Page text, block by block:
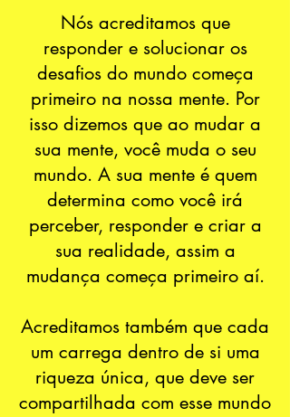
Nós acreditamos que
responder e solucionar os
desafios do mundo começa
primeiro na nossa mente. Por
isso dizemos que ao mudar a
sua mente, você muda o seu
mundo. A sua mente é quem
determina como você irá
perceber, responder e criar a
sua realidade, assim a
mudança começa primeiro aí.
Acreditamos também que cada
um carrega dentro de si uma
riqueza única, que deve ser
compartilhada com esse mundo